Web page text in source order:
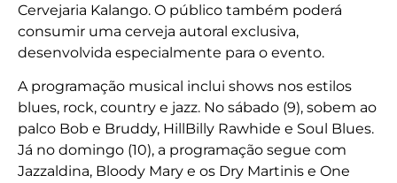
Cervejaria Kalango. O público também poderá
consumir uma cerveja autoral exclusiva,
desenvolvida especialmente para o evento.
A programação musical inclui shows nos estilos
blues, rock, country e jazz. No sábado (9), sobem ao
palco Bob e Bruddy, HillBilly Rawhide e Soul Blues.
Já no domingo (10), a programação segue com
Jazzaldina, Bloody Mary e os Dry Martinis e One